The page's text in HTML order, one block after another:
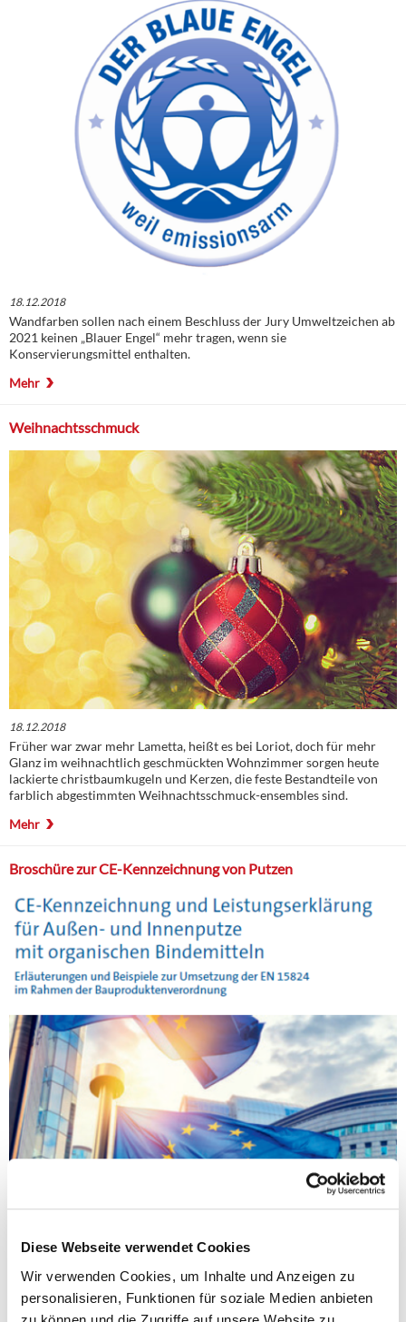
Diese Webseite verwendet Cookies
Wir verwenden Cookies, um Inhalte und Anzeigen zu
personalisieren, Funktionen für soziale Medien anbieten
18.12.2018
Wandfarben sollen nach einem Beschluss der Jury Umweltzeichen ab
2021 keinen „Blauer Engel“ mehr tragen, wenn sie
Konservierungsmittel enthalten.
Mehr
Weihnachtsschmuck
18.12.2018
Früher war zwar mehr Lametta, heißt es bei Loriot, doch für mehr
Glanz im weihnachtlich geschmückten Wohnzimmer sorgen heute
lackierte christbaumkugeln und Kerzen, die feste Bestandteile von
farblich abgestimmten Weihnachtsschmuck-ensembles sind.
Mehr
Broschüre zur CE-Kennzeichnung von Putzen